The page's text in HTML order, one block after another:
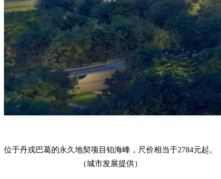
位于丹戎巴葛的永久地契项目铂海峰，尺价相当于2784元起。
（城市发展提供）